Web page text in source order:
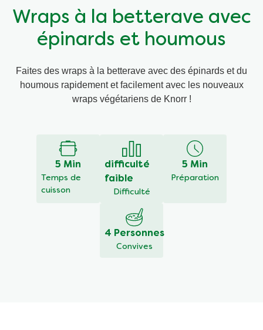
Végétarien
Wraps aux légumes
Aides culinaires
Prêt à l'emploi
Wraps à la betterave avec
épinards et houmous
Faites des wraps à la betterave avec des épinards et du
houmous rapidement et facilement avec les nouveaux
wraps végétariens de Knorr !
5 Min
Temps de
cuisson
difficulté
faible
Difficulté
5 Min
Préparation
4 Personnes
Convives